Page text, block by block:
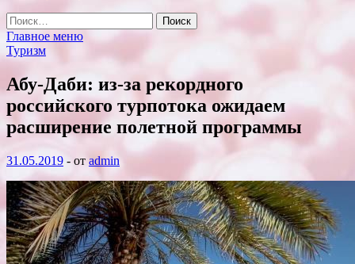
Найти:
Главное меню
Туризм
Абу-Даби: из-за рекордного
российского турпотока ожидаем
расширение полетной программы
31.05.2019 - от admin